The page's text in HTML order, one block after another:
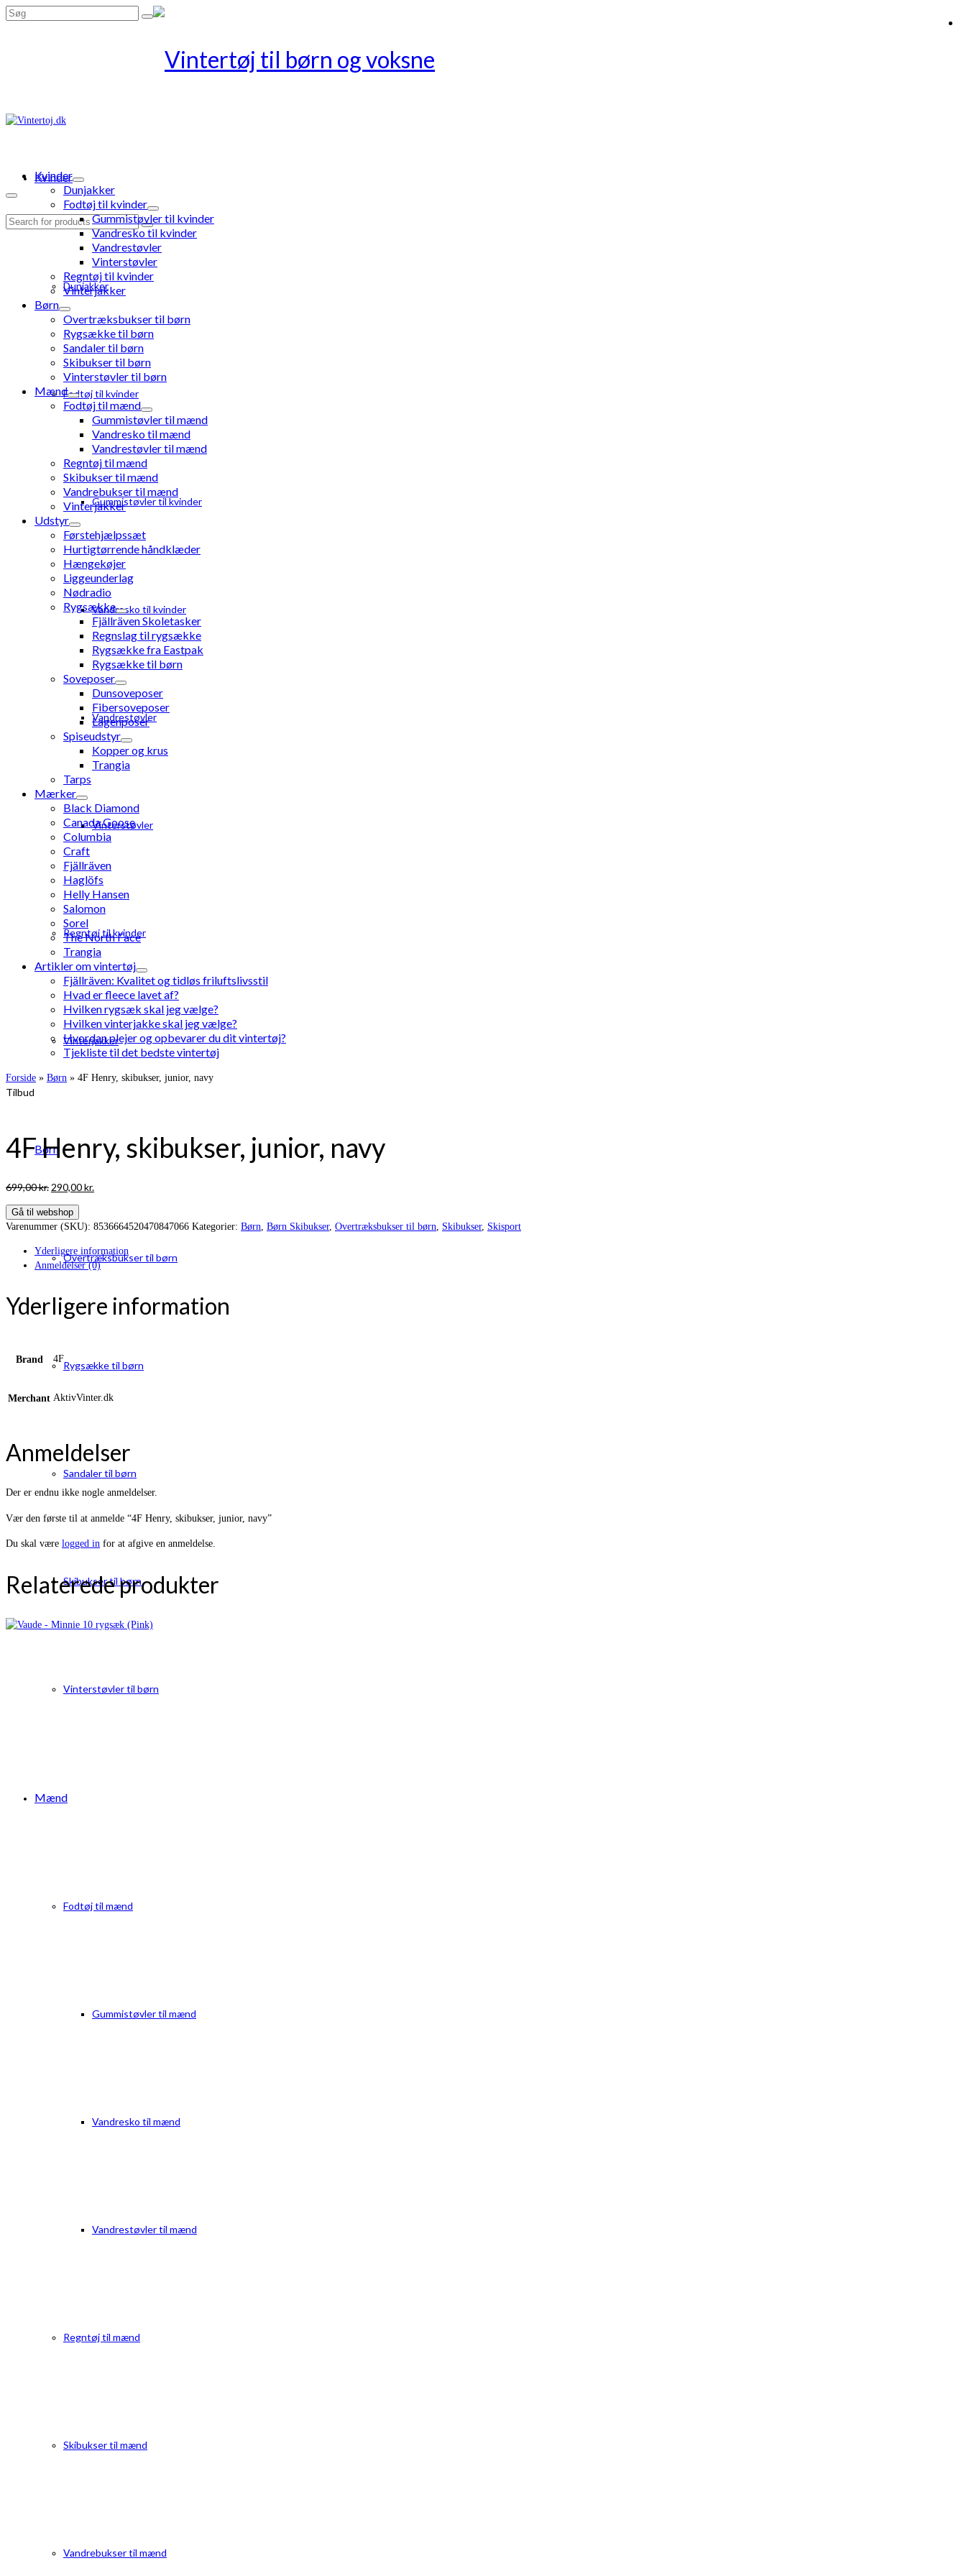
Search
Kvinder
Dunjakker
Fodtøj til kvinder
Gummistøvler til kvinder
Vandresko til kvinder
Vandrestøvler
Vinterstøvler
Regntøj til kvinder
Vinterjakker
Børn
Overtræksbukser til børn
Rygsække til børn
Sandaler til børn
Skibukser til børn
Vinterstøvler til børn
Mænd
Fodtøj til mænd
Gummistøvler til mænd
Vandresko til mænd
Vandrestøvler til mænd
Regntøj til mænd
Skibukser til mænd
Vandrebukser til mænd
Search
Kvinder
Dunjakker
Fodtøj til kvinder
Gummistøvler til kvinder
Vandresko til kvinder
Vandrestøvler
Vinterstøvler
Regntøj til kvinder
Vinterjakker
Børn
Overtræksbukser til børn
Rygsække til børn
Sandaler til børn
Skibukser til børn
Vinterstøvler til børn
Mænd
Fodtøj til mænd
Gummistøvler til mænd
Vandresko til mænd
Vandrestøvler til mænd
Regntøj til mænd
Skibukser til mænd
Vandrebukser til mænd
Vinterjakker
Udstyr
Førstehjælpssæt
Hurtigtørrende håndklæder
Hængekøjer
Liggeunderlag
Nødradio
Rygsække
Fjällräven Skoletasker
Regnslag til rygsække
Rygsække fra Eastpak
Rygsække til børn
Soveposer
Dunsoveposer
Fibersoveposer
Lagenposer
Spiseudstyr
Kopper og krus
Trangia
Tarps
Mærker
Black Diamond
Canada Goose
Columbia
Craft
Fjällräven
Haglöfs
Helly Hansen
Salomon
Sorel
The North Face
Trangia
Artikler om vintertøj
Fjällräven: Kvalitet og tidløs friluftslivsstil
Hvad er fleece lavet af?
Hvilken rygsæk skal jeg vælge?
Hvilken vinterjakke skal jeg vælge?
Hvordan plejer og opbevarer du dit vintertøj?
Tjekliste til det bedste vintertøj
Forside » Børn » 4F Henry, skibukser, junior, navy
Tilbud
4F Henry, skibukser, junior, navy
699,00kr. Den
pris
var:
290,00kr.
er:
Gå til webshop
Varenummer (SKU): 8536664520470847066 Kategorier: Børn Børn Skibukser, Overtræksbukser til børn Skibukser, Skisport
Yderligere information
Anmeldelser (0)
Yderligere information
Brand 4F
Merchant AktivVinter.dk
Anmeldelser
Der er endnu ikke nogle anmeldelser.
Vær den første til at anmelde “4F Henry, skibukser, junior, navy”
Du skal være logged in for at afgive en anmeldelse.
Relaterede produkter